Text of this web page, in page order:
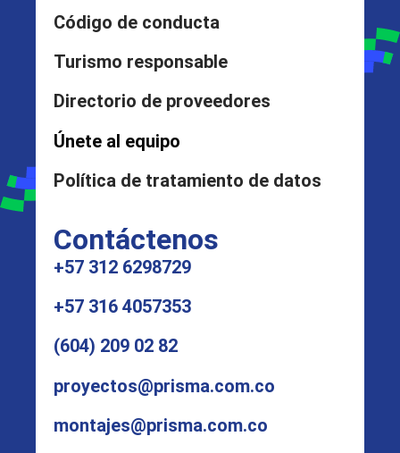
Código de conducta
Turismo responsable
Directorio de proveedores
Únete al equipo
Política de tratamiento de datos
Contáctenos
+57 312 6298729
+57 316 4057353
(604) 209 02 82
proyectos@prisma.com.co
montajes@prisma.com.co